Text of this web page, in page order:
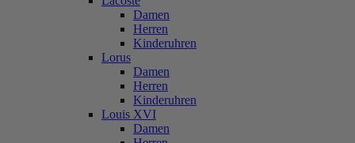
Damen
Herren
Kinderuhren
Lorus
Damen
Herren
Kinderuhren
Louis XVI
Damen